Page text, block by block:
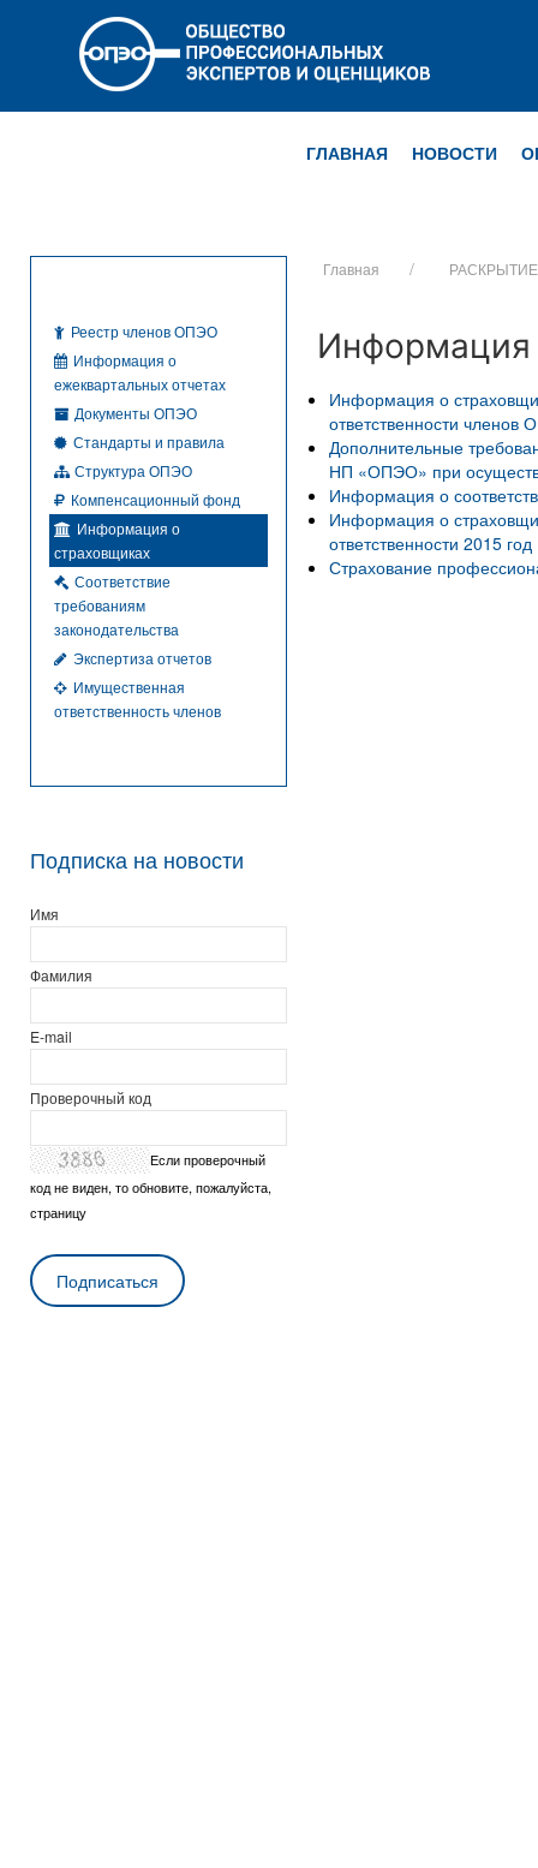
ГЛАВНАЯ НОВОСТИ
Реестр членов ОПЭО
Информация о
ежеквартальных отчетах
Документы ОПЭО
Стандарты и правила
Структура ОПЭО
Компенсационный фонд
Информация о
страховщиках
Соответствие
требованиям
законодательства
Экспертиза отчетов
Имущественная
ответственность членов
Подписка на новости
Имя
Фамилия
E-mail
Проверочный код
Если проверочный
код не виден, то обновите, пожалуйста,
страницу
Главная
Информация
Информация о
ответственности членов
Дополнительные
НП «ОПЭО» при
Информация о
Информация о
ответственности 2015 год
Страхование